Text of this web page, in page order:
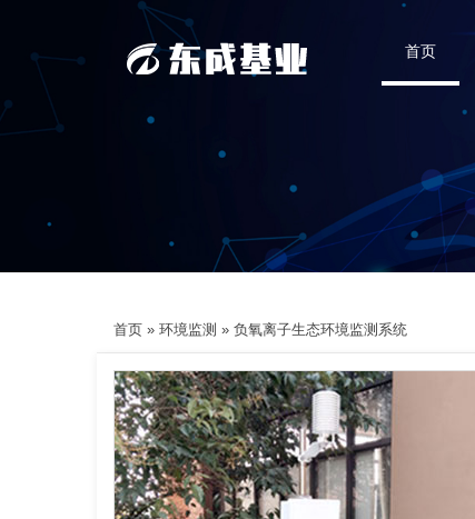
首页
首页 » 环境监测 » 负氧离子生态环境监测系统